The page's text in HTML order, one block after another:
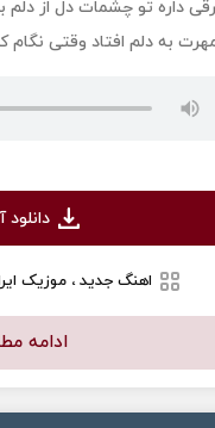
داره تو چشمات دل از دلم
به دلم افتاد وقتی
اهنگ جدید ، موزیک
ادامه